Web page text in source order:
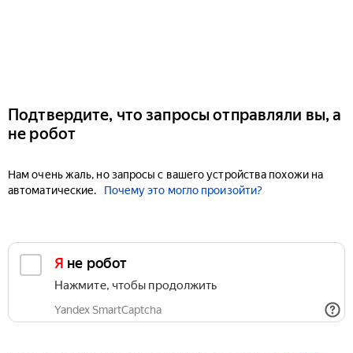
Подтвердите, что запросы отправляли вы, а
не робот
Нам очень жаль, но запросы с вашего устройства похожи на
автоматические.
Почему это могло произойти?
Я не робот
Нажмите, чтобы продолжить
Yandex SmartCaptcha